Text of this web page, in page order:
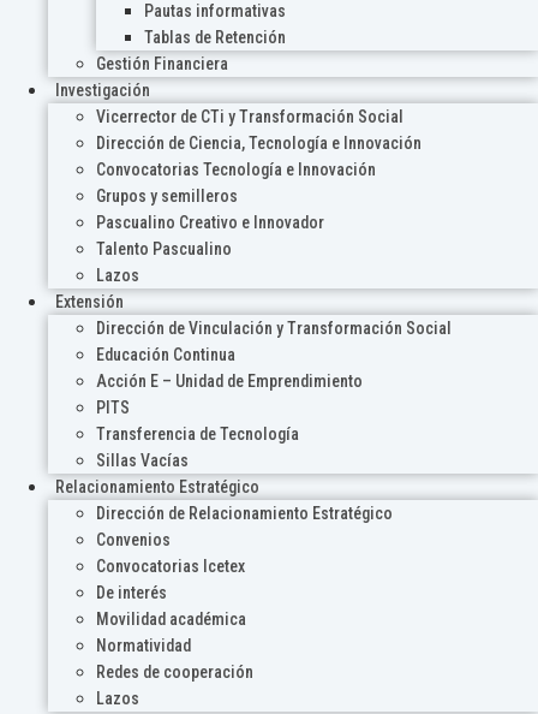
Pautas informativas
Tablas de Retención
Gestión Financiera
Investigación
Vicerrector de CTi y Transformación Social
Dirección de Ciencia, Tecnología e Innovación
Convocatorias Tecnología e Innovación
Grupos y semilleros
Pascualino Creativo e Innovador
Talento Pascualino
Lazos
Extensión
Dirección de Vinculación y Transformación Social
Educación Continua
Acción E – Unidad de Emprendimiento
PITS
Transferencia de Tecnología
Sillas Vacías
Relacionamiento Estratégico
Dirección de Relacionamiento Estratégico
Convenios
Convocatorias Icetex
De interés
Movilidad académica
Normatividad
Redes de cooperación
Lazos